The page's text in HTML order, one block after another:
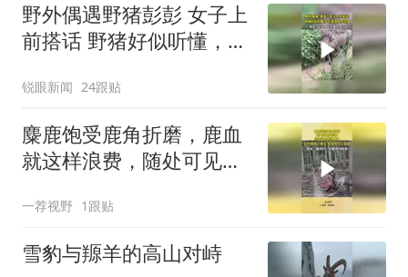
野外偶遇野猪彭彭 女子上
前搭话 野猪好似听懂，灰
锐眼新闻 24跟贴
麋鹿饱受鹿角折磨，鹿血
就这样浪费，随处可见脱
一荐视野 1跟贴
雪豹与羱羊的高山对峙